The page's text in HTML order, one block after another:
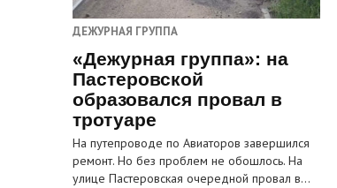
ДЕЖУРНАЯ ГРУППА
«Дежурная группа»: на
Пастеровской
образовался провал в
тротуаре
На путепроводе по Авиаторов завершился
ремонт. Но без проблем не обошлось. На
улице Пастеровская очередной провал в…